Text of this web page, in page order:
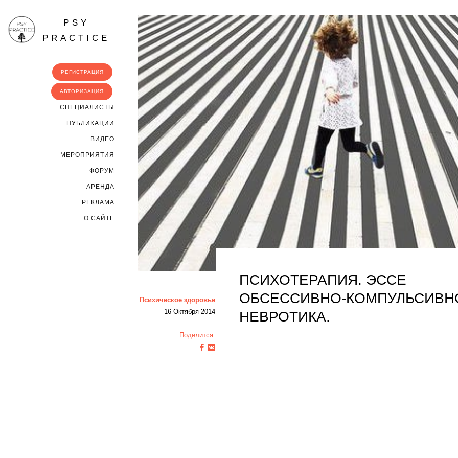
PSY
PRACTICE
РЕГИСТРАЦИЯ
АВТОРИЗАЦИЯ
CПЕЦИАЛИСТЫ
ПУБЛИКАЦИИ
ВИДЕО
МЕРОПРИЯТИЯ
ФОРУМ
АРЕНДА
РЕКЛАМА
О САЙТЕ
Психическое здоровье
16 Октября 2014
Поделится:
ПСИХОТЕРАПИЯ. ЭССЕ
ОБСЕССИВНО-
НЕВРОТИКА.